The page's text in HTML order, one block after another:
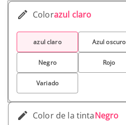
Colorazul claro
azul claro Azul oscuro
Negro Rojo
Variado
Color de la tintaNegro